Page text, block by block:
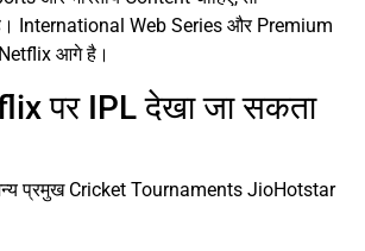
International Web Series और Premium
आगे है।
पर IPL देखा जा सकता
प्रमुख Cricket Tournaments JioHotstar